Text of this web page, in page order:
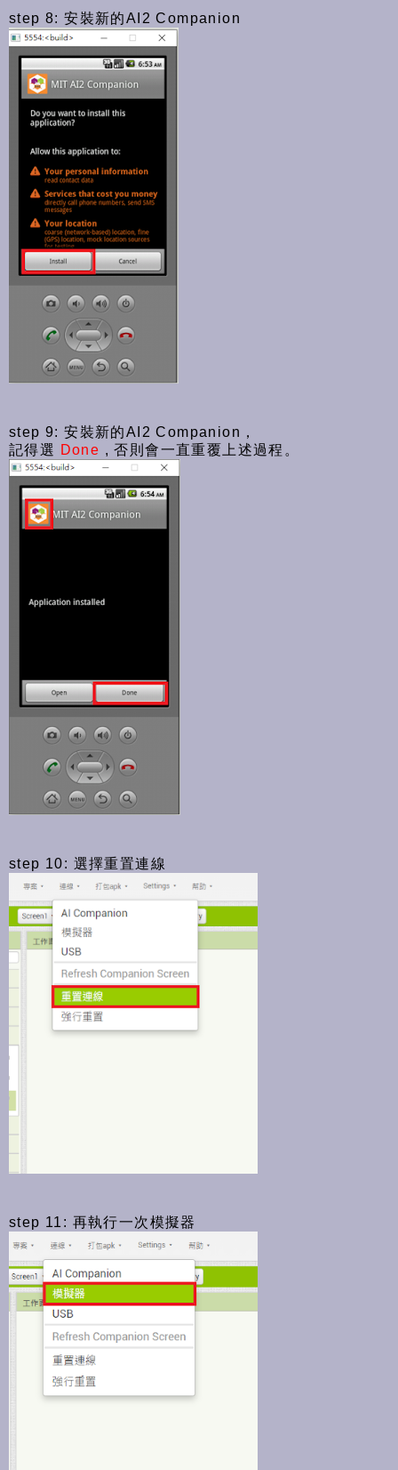
step 8: 安裝新的AI2 Companion
step 9: 安裝新的AI2 Companion，
記得選 Done , 否則會一直重覆上述過程。
step 10: 選擇重置連線
step 11: 再執行一次模擬器